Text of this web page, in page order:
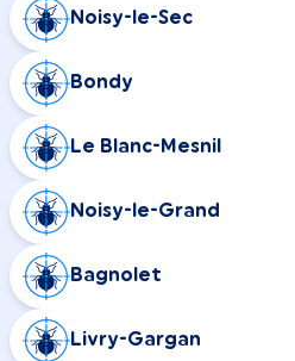
Noisy-le-Sec
Bondy
Le Blanc-Mesnil
Noisy-le-Grand
Bagnolet
Livry-Gargan